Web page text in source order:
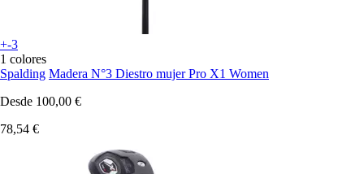
+-3
1 colores
Spalding Madera N°3 Diestro mujer Pro X1 Women
Desde 100,00 €
78,54 €